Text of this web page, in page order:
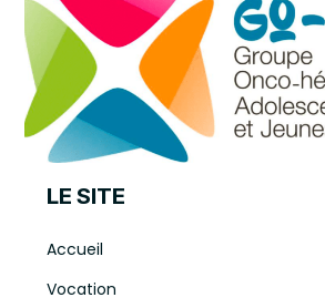
LE SITE
Accueil
Vocation